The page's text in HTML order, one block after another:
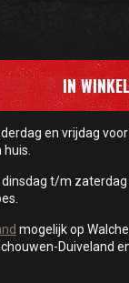
IN
en vrijdag
t/m zaterdag
mogelijk op
Duiveland